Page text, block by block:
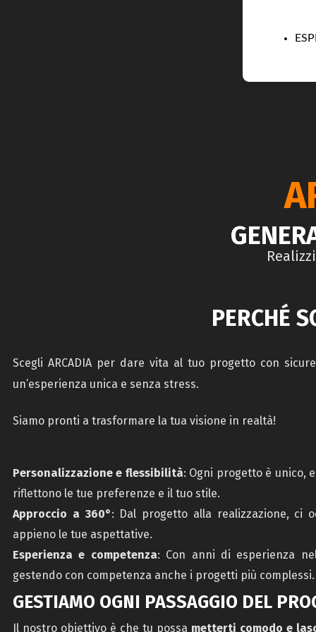
PERCHÉ
Scegli ARCADIA per dare vita al tuo progetto con
un’esperienza unica e senza stress.
Siamo pronti a trasformare la tua visione in realtà!
Personalizzazione e flessibilità: Ogni progetto è unico,
riflettono le tue preferenze e il tuo stile.
Approccio a 360°: Dal progetto alla realizzazione, ci
appieno le tue aspettative.
Esperienza e competenza: Con anni di esperienza
gestendo con competenza anche i progetti più complessi.
GESTIAMO OGNI PASSAGGIO DEL
Il nostro obiettivo è che tu possa metterti comodo e